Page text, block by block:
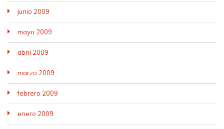
junio 2009
mayo 2009
abril 2009
marzo 2009
febrero 2009
enero 2009